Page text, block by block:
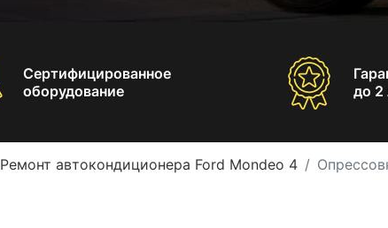
Сертифицированное
оборудование
до 2
Ремонт автокондиционера Ford Mondeo 4